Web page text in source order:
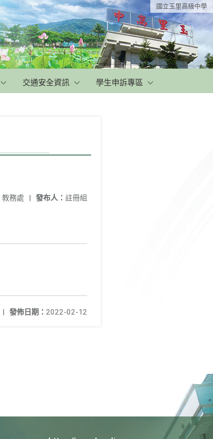
國立玉里高級中學
交通安全資訊 學生申訴專區
發布人： 註冊組
教務處 |
發佈日期： 2022-02-12
|